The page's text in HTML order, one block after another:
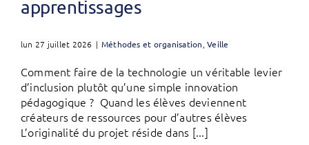
apprentissages
lun 27 juillet 2026 | Méthodes et organisation ,Veille
Comment faire de la technologie un véritable levier
d’inclusion plutôt qu’une simple innovation
pédagogique ? Quand les élèves deviennent
créateurs de ressources pour d’autres élèves
L’originalité du projet réside dans [...]